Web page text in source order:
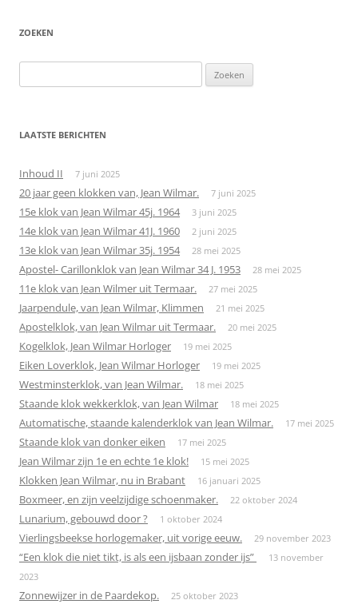
ZOEKEN
naar:
LAATSTE BERICHTEN
Inhoud II 7 juni 2025
20 jaar geen klokken van, Jean Wilmar. 7 juni 2025
15e klok van Jean Wilmar 45j. 1964 3 juni 2025
14e klok van Jean Wilmar 41J. 1960 2 juni 2025
13e klok van Jean Wilmar 35j. 1954 28 mei 2025
Apostel- Carillonklok van Jean Wilmar 34 J. 1953 28 mei 2025
11e klok van Jean Wilmer uit Termaar. 27 mei 2025
Jaarpendule, van Jean Wilmar, Klimmen 21 mei 2025
Apostelklok, van Jean Wilmar uit Termaar. 20 mei 2025
Kogelklok, Jean Wilmar Horloger 19 mei 2025
Eiken Loverklok, Jean Wilmar Horloger 19 mei 2025
Westminsterklok, van Jean Wilmar. 18 mei 2025
Staande klok wekkerklok, van Jean Wilmar 18 mei 2025
Automatische, staande kalenderklok van Jean Wilmar. 17 mei 2025
Staande klok van donker eiken 17 mei 2025
Jean Wilmar zijn 1e en echte 1e klok! 15 mei 2025
Klokken Jean Wilmar, nu in Brabant 16 januari 2025
Boxmeer, en zijn veelzijdige schoenmaker. 22 oktober 2024
Lunarium, gebouwd door ? 1 oktober 2024
Vierlingsbeekse horlogemaker, uit vorige eeuw. 29 november 2023
“Een klok die niet tikt, is als een ijsbaan zonder ijs”
13 november
2023
Zonnewijzer in de Paardekop. 25 oktober 2023